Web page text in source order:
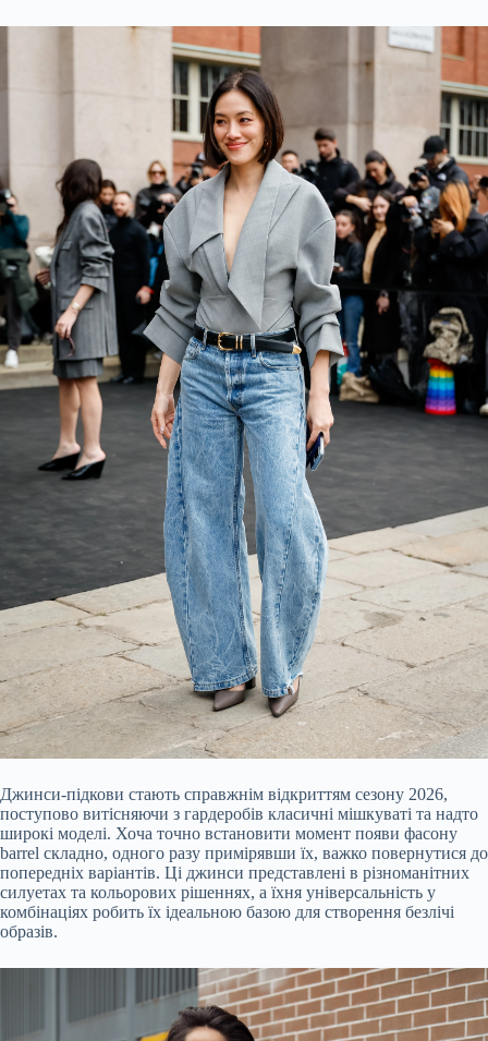
Джинси-підкови стають справжнім відкриттям сезону 2026,
поступово витісняючи з гардеробів класичні мішкуваті та надто
широкі моделі. Хоча точно встановити момент появи фасону
barrel складно, одного разу примірявши їх, важко повернутися до
попередніх варіантів. Ці джинси представлені в різноманітних
силуетах та кольорових рішеннях, а їхня універсальність у
комбінаціях робить їх ідеальною базою для створення безлічі
образів.